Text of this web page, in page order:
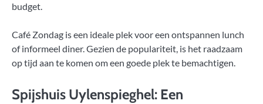
budget.
Café Zondag is een ideale plek voor een ontspannen lunch
of informeel diner. Gezien de populariteit, is het raadzaam
op tijd aan te komen om een goede plek te bemachtigen.
Spijshuis Uylenspieghel: Een